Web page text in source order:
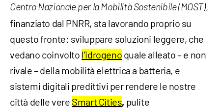
Centro Nazionale per la Mobilità Sostenibile (MOST),
finanziato dal PNRR, sta lavorando proprio su
questo fronte: sviluppare soluzioni leggere, che
vedano coinvolto l'idrogeno quale alleato – e non
rivale – della mobilità elettrica a batteria, e
sistemi digitali predittivi per rendere le nostre
città delle vere Smart Cities, pulite